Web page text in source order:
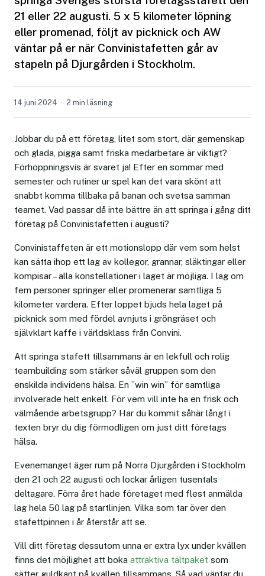
21 eller 22 augusti. 5 x 5 kilometer löpning
eller promenad, följt av picknick och AW
väntar på er när Convinistafetten går av
stapeln på Djurgården i Stockholm.
14 juni 2024 2 min läsning
Jobbar du på ett företag, litet som stort, där gemenskap
och glada, pigga samt friska medarbetare är viktigt?
Förhoppningsvis är svaret ja! Efter en sommar med
semester och rutiner ur spel kan det vara skönt att
snabbt komma tillbaka på banan och svetsa samman
teamet. Vad passar då inte bättre än att springa i gång ditt
företag på Convinistafetten i augusti?
Convinistaffeten är ett motionslopp där vem som helst
kan sätta ihop ett lag av kollegor, grannar, släktingar eller
kompisar – alla konstellationer i laget är möjliga. I lag om
fem personer springer eller promenerar samtliga 5
kilometer vardera. Efter loppet bjuds hela laget på
picknick som med fördel avnjuts i gröngräset och
självklart kaffe i världsklass från Convini.
Att springa stafett tillsammans är en lekfull och rolig
teambuilding som stärker såväl gruppen som den
enskilda individens hälsa. En ”win win” för samtliga
involverade helt enkelt. För vem vill inte ha en frisk och
välmående arbetsgrupp? Har du kommit såhär långt i
texten bryr du dig förmodligen om just ditt företags
hälsa.
Evenemanget äger rum på Norra Djurgården i Stockholm
den 21 och 22 augusti och lockar årligen tusentals
deltagare. Förra året hade företaget med flest anmälda
lag hela 50 lag på startlinjen. Vilka som tar över den
stafettpinnen i år återstår att se.
Vill ditt företag dessutom unna er extra lyx under kvällen
finns det möjlighet att boka attraktiva tältpaket som
sätter guldkant på kvällen tillsammans. Så vad väntar du